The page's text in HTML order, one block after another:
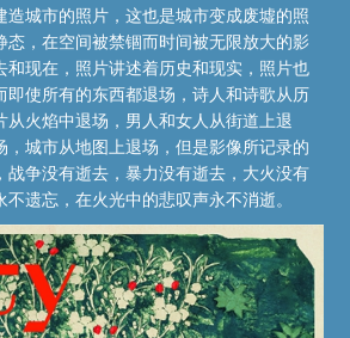
造城市的照片，这也是城市变成废墟的照
态，在空间被禁锢而时间被无限放大的影
和现在，照片讲述着历史和现实，照片也
即使所有的东西都退场，诗人和诗歌从历
从火焰中退场，男人和女人从街道上退
，城市从地图上退场，但是影像所记录的
战争没有逝去，暴力没有逝去，大火没有
遗忘，在火光中的悲叹声永不消逝。